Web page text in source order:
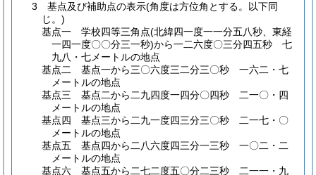
3 基点及び補助点の表示(角度は方位角とする。以下同
じ。)
基点一 学校四等三角点(北緯四一度一一分五八秒、東経
一四一度〇〇分三一秒)から一二六度〇三分四五秒 七
九八・七メートルの地点
基点二 基点一から三〇六度三二分三〇秒 一六二・七
メートルの地点
基点三 基点二から二九四度一四分〇四秒 二一〇・四
メートルの地点
基点四 基点三から二九一度四三分三〇秒 二一七・〇
メートルの地点
基点五 基点四から二八六度四三分一三秒 一〇二・二
メートルの地点
基点六 基点五から二七二度五〇分二三秒 二一一・九